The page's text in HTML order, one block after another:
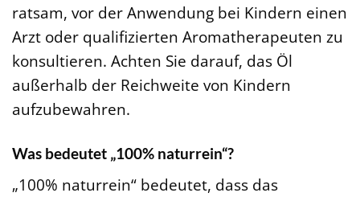
ratsam, vor der Anwendung bei Kindern einen
Arzt oder qualifizierten Aromatherapeuten zu
konsultieren. Achten Sie darauf, das Öl
außerhalb der Reichweite von Kindern
aufzubewahren.
Was bedeutet „100% naturrein“?
„100% naturrein“ bedeutet, dass das